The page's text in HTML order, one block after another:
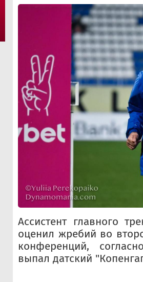
Ассистент главного
оценил жребий во
конференций,
выпал датский